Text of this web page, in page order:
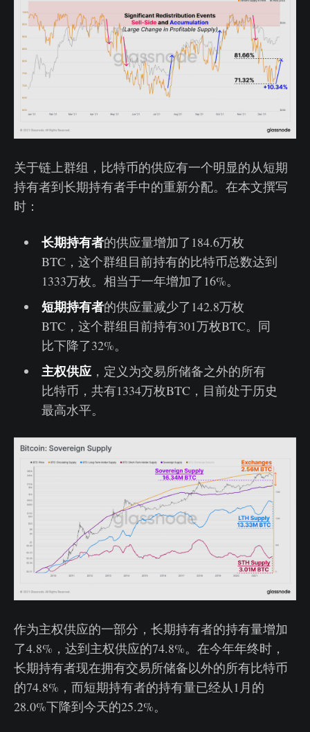
关于链上群组，比特币的供应有一个明显的从短期
持有者到长期持有者手中的重新分配。在本文撰写
时：
长期持有者的供应量增加了184.6万枚
BTC，这个群组目前持有的比特币总数达到
1333万枚。相当于一年增加了16%。
短期持有者的供应量减少了142.8万枚
BTC，这个群组目前持有301万枚BTC。同
比下降了32%。
主权供应，定义为交易所储备之外的所有
比特币，共有1334万枚BTC，目前处于历史
最高水平。
作为主权供应的一部分，长期持有者的持有量增加
了4.8%，达到主权供应的74.8%。在今年年终时，
长期持有者现在拥有交易所储备以外的所有比特币
的74.8%，而短期持有者的持有量已经从1月的
28.0%下降到今天的25.2%。